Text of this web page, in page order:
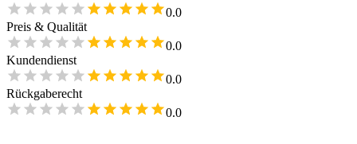
0.0
Preis & Qualität
0.0
Kundendienst
0.0
Rückgaberecht
0.0